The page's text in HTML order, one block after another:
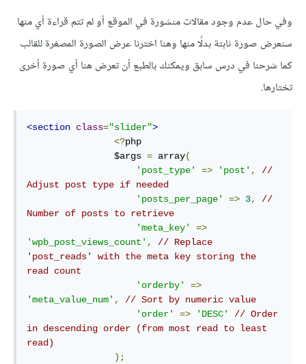
وفي حال عدم وجود مقالات منشورة في الموقع أو لم تتم قراءة أي منها
سنعرض صورة ثابتة بدلًا منها وهنا اخترنا عرض الصورة المصغرة للقالب
كما شرحنا في درس سابق ويمكنك بالطبع أن تعرض هنا أي صورة أخرى
تختارها.
<section class="slider">
<?php
                $args
= array(
'post_type'
=> 'post' ,
//
Adjust post type if needed
'posts_per_page'
=> 3,
//
Number of posts to retrieve
'meta_key'
=>
'wpb_post_views_count' ,
// Replace
'post_reads' with the meta key storing the
read count
'orderby'
=>
'meta_value_num' ,
// Sort by numeric value
'order'
=> 'DESC'
// Order
in descending order (from most read to least
read)
);